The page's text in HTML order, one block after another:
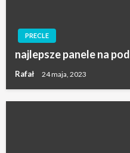
PRECLE
najlepsze panele na
Rafał 24 maja, 2023